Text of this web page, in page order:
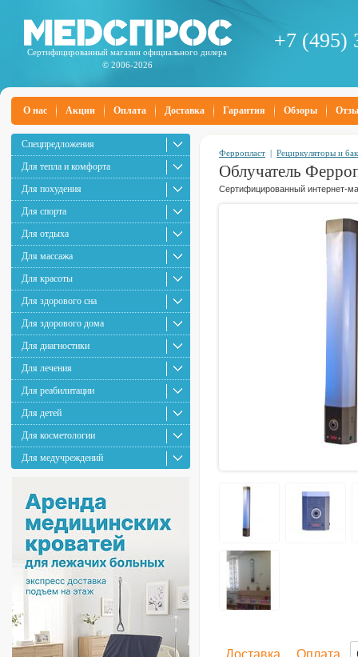
Сертифицированный магазин официального дилера
© 2006-2026
+7 (495)
О нас Акции Оплата Доставка Гарантия Обзоры
Спецпредложения
Для тепла и комфорта
Для похудения
Для спорта
Для отдыха
Для массажа
Для красоты
Для здорового сна
Для здорового дома
Для диагностики
Для лечения
Для реабилитации
Для детей
Для косметологии
Для медучреждений
Ферропласт | Рециркуляторы и
Облучатель
Сертифицированный интернет-
Доставка Оплата